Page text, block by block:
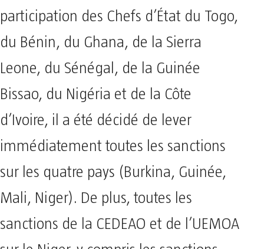
participation des Chefs d’État du Togo,
du Bénin, du Ghana, de la Sierra
Leone, du Sénégal, de la Guinée
Bissao, du Nigéria et de la Côte
d’Ivoire, il a été décidé de lever
immédiatement toutes les sanctions
sur les quatre pays (Burkina, Guinée,
Mali, Niger). De plus, toutes les
sanctions de la CEDEAO et de l’UEMOA